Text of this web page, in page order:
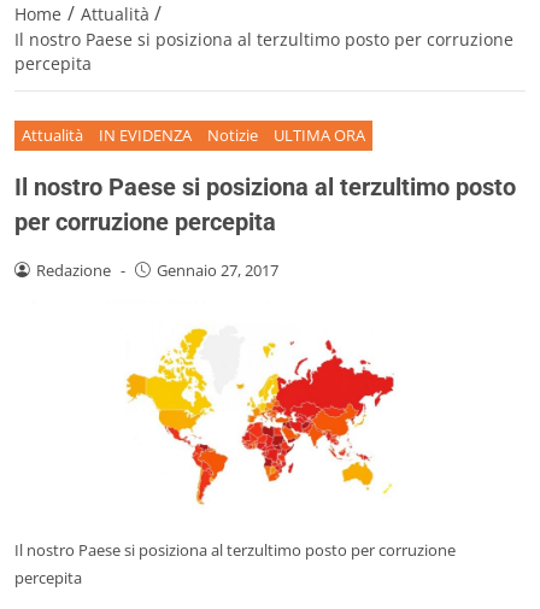
Home / Attualità /
Il nostro Paese si posiziona al terzultimo posto per corruzione
percepita
Attualità IN EVIDENZA Notizie ULTIMA ORA
Il nostro Paese si posiziona al terzultimo posto
per corruzione percepita
Redazione - Gennaio 27, 2017
Il nostro Paese si posiziona al terzultimo posto per corruzione
percepita